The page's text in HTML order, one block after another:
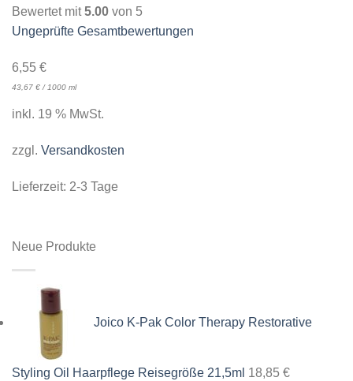
Bewertet mit5.00 von 5
Ungeprüfte Gesamtbewertungen
6,55 €
43,67 € / 1000 ml
inkl. 19 % MwSt.
zzgl. Versandkosten
Lieferzeit: 2-3 Tage
Neue Produkte
Joico K-Pak Color Therapy Restorative
Styling Oil Haarpflege Reisegröße 21,5ml 18,85 €